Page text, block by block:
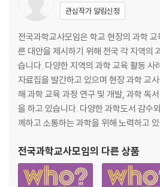
관심작가 알림신청
전국과학교사모임은 학교 현장의 과학
른 대안을 제시하기 위해 전국 각 지역의
습니다. 다양한 지역의 과학 교육 활동 사
자료집을 발간하고 있으며 현장 과학 교
해 과학 교육 과정 연구 및 개발, 과학 독
을 하고 있습니다. 다양한 과학도서 감수
께하고 소통하는 과학을 위해 노력하고
전국과학교사모임의 다른 상품